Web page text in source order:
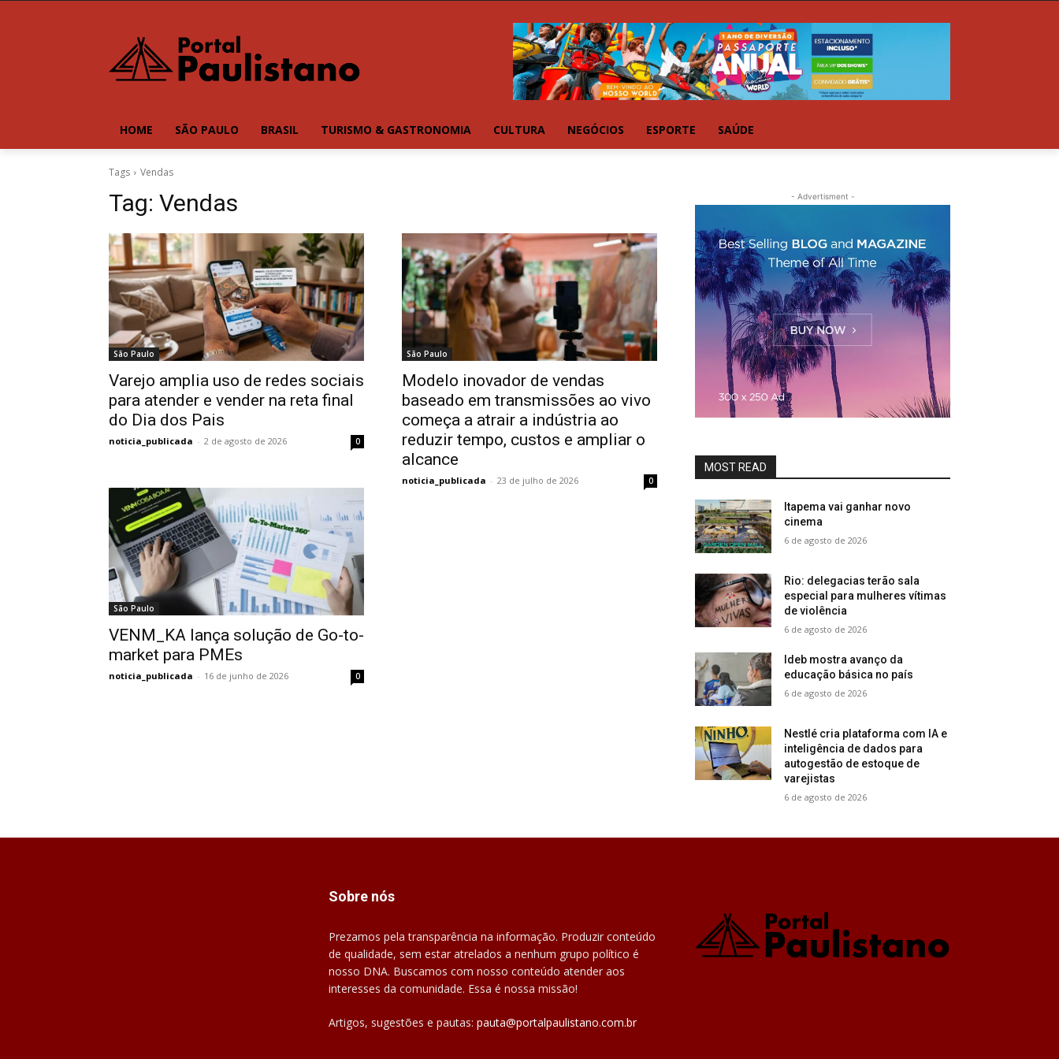
HOME SÃO PAULO BRASIL TURISMO & GASTRONOMIA CULTURA NEGÓCIOS ESPORTE SAÚDE
Tags Vendas
Tag: Vendas
São Paulo
Varejo amplia uso de redes sociais
para atender e vender na reta final
do Dia dos Pais
noticia_publicada - 2 de agosto de 2026 0
São Paulo
Modelo inovador de vendas
baseado em transmissões ao vivo
começa a atrair a indústria ao
reduzir tempo, custos e ampliar o
alcance
noticia_publicada - 23 de julho de 2026 0
São Paulo
VENM_KA lança solução de Go-to-
market para PMEs
noticia_publicada - 16 de junho de 2026 0
- Advertisment -
MOST READ
Itapema vai ganhar novo
cinema
6 de agosto de 2026
Rio: delegacias terão sala
especial para mulheres vítimas
de violência
6 de agosto de 2026
Ideb mostra avanço da
educação básica no país
6 de agosto de 2026
Nestlé cria plataforma com IA e
inteligência de dados para
autogestão de estoque de
varejistas
6 de agosto de 2026
Sobre nós
Prezamos pela transparência na informação. Produzir conteúdo
de qualidade, sem estar atrelados a nenhum grupo político é
nosso DNA. Buscamos com nosso conteúdo atender aos
interesses da comunidade. Essa é nossa missão!
Artigos, sugestões e pautas: pauta@portalpaulistano.com.br